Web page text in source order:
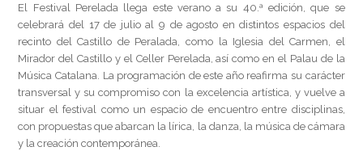
El Festival Perelada llega este verano a su 40.ª edición, que se
celebrará del 17 de julio al 9 de agosto en distintos espacios del
recinto del Castillo de Peralada, como la Iglesia del Carmen, el
Mirador del Castillo y el Celler Perelada, así como en el Palau de la
Música Catalana. La programación de este año reafirma su carácter
transversal y su compromiso con la excelencia artística, y vuelve a
situar el festival como un espacio de encuentro entre disciplinas,
con propuestas que abarcan la lírica, la danza, la música de cámara
y la creación contemporánea.